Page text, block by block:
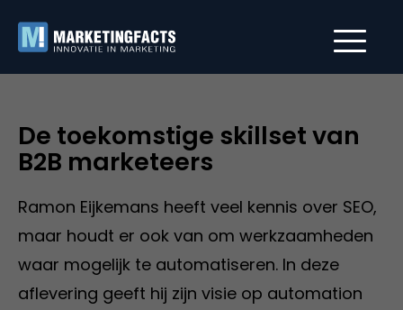
De toekomstige skillset van
B2B marketeers
Ramon Eijkemans heeft veel kennis over SEO,
maar houdt er ook van om werkzaamheden
waar mogelijk te automatiseren. In deze
aflevering geeft hij zijn visie op automation